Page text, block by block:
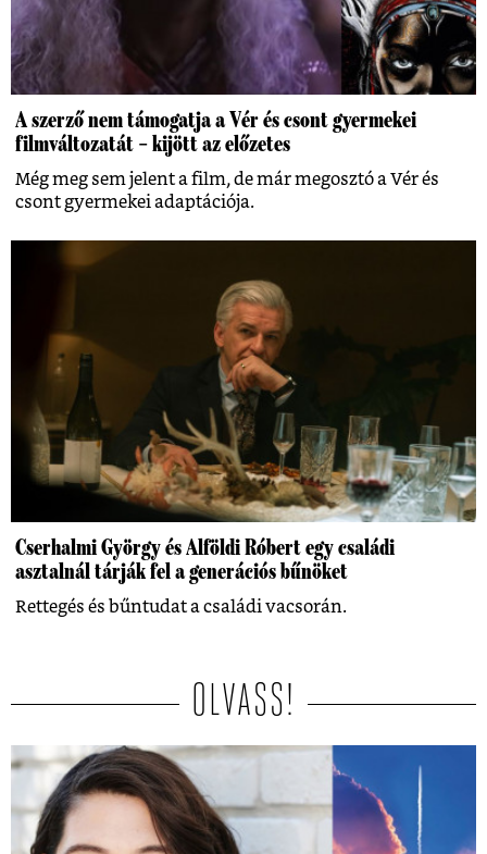
A szerző nem támogatja a Vér és csont gyermekei
filmváltozatát – kijött az előzetes
Még meg sem jelent a film, de már megosztó a Vér és
csont gyermekei adaptációja.
Cserhalmi György és Alföldi Róbert egy családi
asztalnál tárják fel a generációs bűnöket
Rettegés és bűntudat a családi vacsorán.
OLVASS!